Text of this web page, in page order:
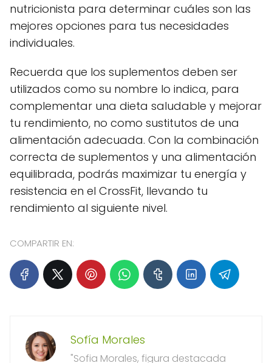
nutricionista para determinar cuáles son las
mejores opciones para tus necesidades
individuales.
Recuerda que los suplementos deben ser
utilizados como su nombre lo indica, para
complementar una dieta saludable y mejorar
tu rendimiento, no como sustitutos de una
alimentación adecuada. Con la combinación
correcta de suplementos y una alimentación
equilibrada, podrás maximizar tu energía y
resistencia en el CrossFit, llevando tu
rendimiento al siguiente nivel.
COMPARTIR EN:
Sofía Morales
"Sofia Morales, figura destacada